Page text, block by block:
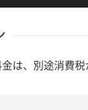
は、別途消費税